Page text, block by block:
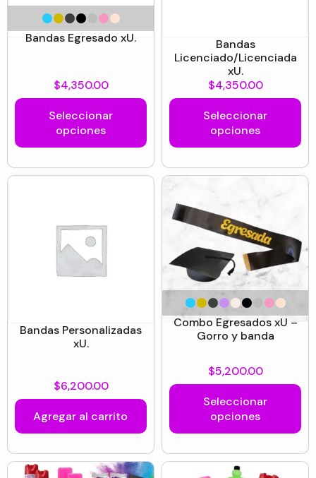
Bandas Egresado xU.
$4,350.00
Seleccionar
opciones
Bandas
Licenciado/Licenciada
xU.
$4,350.00
Seleccionar
opciones
Bandas Personalizadas
xU.
$6,200.00
Agregar al carrito
Combo Egresados xU –
Gorro y banda
$5,200.00
Seleccionar
opciones